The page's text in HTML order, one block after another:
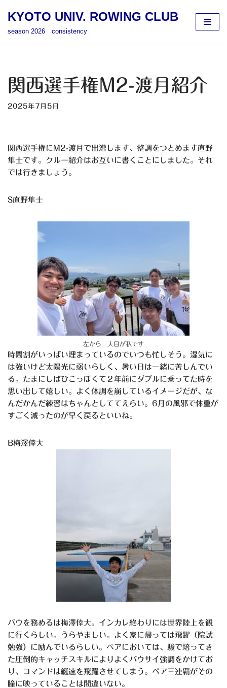
ツ
へ
KYOTO UNIV. ROWING CLUB
season 2026 consistency
関西選手権M2-渡月紹介
2025年7月5日
関西選手権にM2-渡月で出漕します、整調をつとめます直野
隼士です。クルー紹介はお互いに書くことにしました。それ
では行きましょう。
S直野隼士
左から二人目が私です
時間割がいっぱい埋まっているのでいつも忙しそう。湿気に
は強いけど太陽光に弱いらしく、暑い日は一緒に苦しんでい
る。たまにしばひこっぽくて２年前にダブルに乗ってた時を
思い出して嬉しい。よく体調を崩しているイメージだが、な
んだかんだ練習はちゃんとしててえらい。6月の風邪で体重が
すごく減ったのが早く戻るといいね。
B梅澤倖大
バウを務めるは梅澤倖大。インカレ終わりには世界陸上を観
に行くらしい。うらやましい。よく家に帰っては飛躍（院試
勉強）に励んでいるらしい。ペアにおいては、駿で培ってき
た圧倒的キャッチスキルによりよくバウサイ強調をかけてお
り、コマンドは艇速を飛躍させてしまう。ペア三連覇がその
瞳に映っていることは間違いない。